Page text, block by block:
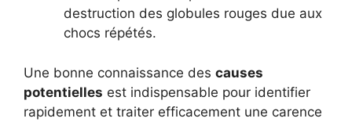
destruction des globules rouges due aux
chocs répétés.
Une bonne connaissance des causes
potentielles est indispensable pour identifier
rapidement et traiter efficacement une carence